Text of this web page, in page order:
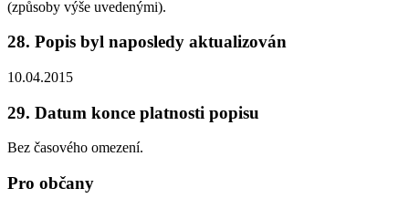
(způsoby výše uvedenými).
28. Popis byl naposledy aktualizován
10.04.2015
29. Datum konce platnosti popisu
Bez časového omezení.
Pro občany